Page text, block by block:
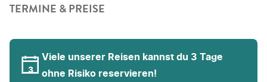
TERMINE & PREISE
Viele unserer Reisen kannst du 3 Tage
ohne Risiko reservieren!